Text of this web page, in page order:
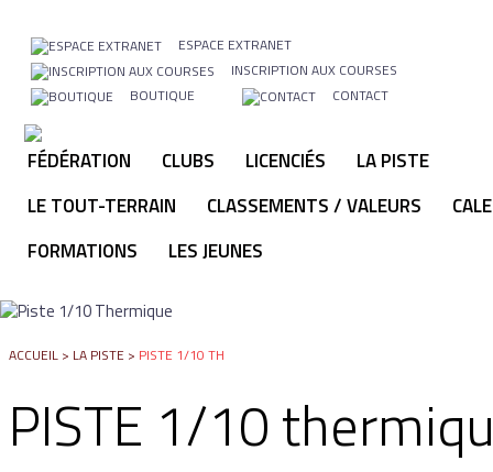
ESPACE EXTRANET
INSCRIPTION AUX COURSES
BOUTIQUE
CONTACT
FÉDÉRATION CLUBS LICENCIÉS
LA PISTE
LE TOUT-TERRAIN
CLASSEMENTS / VALEURS
FORMATIONS
LES JEUNES
ACCUEIL > LA PISTE > PISTE 1/10 TH
PISTE 1/10